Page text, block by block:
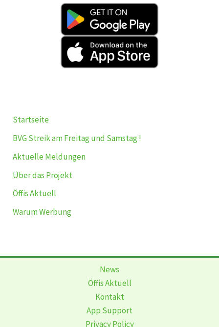
Startseite
BVG Streik am Freitag und Samstag !
Aktuelle Meldungen
Über das Projekt
Öffis Aktuell
Warum Werbung
News
Öffis Aktuell
Kontakt
App Support
Privacy Policy